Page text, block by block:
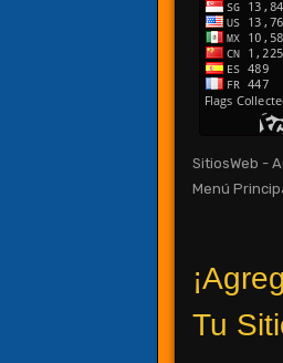
SitiosWeb -
Menú
Tu